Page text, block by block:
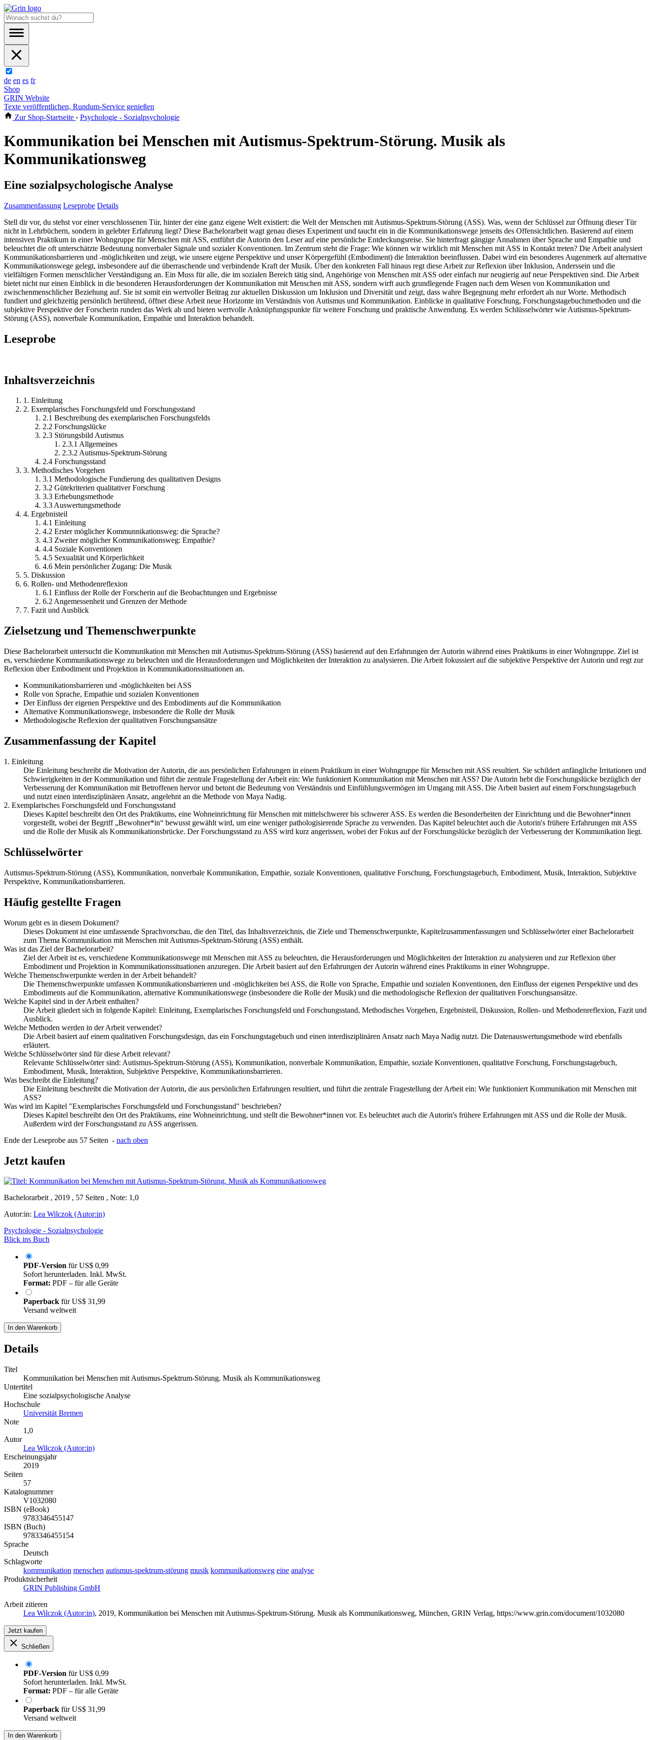
de en es fr
Shop
GRIN Website
Texte veröffentlichen, Rundum-Service genießen
Zur Shop-Startseite › Psychologie - Sozialpsychologie
Kommunikation bei Menschen mit Autismus-Spektrum-Störung. Musik als
Kommunikationsweg
Eine sozialpsychologische Analyse
Zusammenfassung Leseprobe Details
Stell dir vor, du stehst vor einer verschlossenen Tür, hinter der eine ganz eigene Welt existiert: die Welt der Menschen mit Autismus-Spektrum-Störung (ASS). Was, wenn der Schlüssel zur Öffnung dieser Tür
nicht in Lehrbüchern, sondern in gelebter Erfahrung liegt? Diese Bachelorarbeit wagt genau dieses Experiment und taucht ein in die Kommunikationswege jenseits des Offensichtlichen. Basierend auf einem
intensiven Praktikum in einer Wohngruppe für Menschen mit ASS, entführt die Autorin den Leser auf eine persönliche Entdeckungsreise. Sie hinterfragt gängige Annahmen über Sprache und Empathie und
beleuchtet die oft unterschätzte Bedeutung nonverbaler Signale und sozialer Konventionen. Im Zentrum steht die Frage: Wie können wir wirklich mit Menschen mit ASS in Kontakt treten? Die Arbeit analysiert
Kommunikationsbarrieren und -möglichkeiten und zeigt, wie unsere eigene Perspektive und unser Körpergefühl (Embodiment) die Interaktion beeinflussen. Dabei wird ein besonderes Augenmerk auf alternative
Kommunikationswege gelegt, insbesondere auf die überraschende und verbindende Kraft der Musik. Über den konkreten Fall hinaus regt diese Arbeit zur Reflexion über Inklusion, Anderssein und die
vielfältigen Formen menschlicher Verständigung an. Ein Muss für alle, die im sozialen Bereich tätig sind, Angehörige von Menschen mit ASS oder einfach nur neugierig auf neue Perspektiven sind. Die Arbeit
bietet nicht nur einen Einblick in die besonderen Herausforderungen der Kommunikation mit Menschen mit ASS, sondern wirft auch grundlegende Fragen nach dem Wesen von Kommunikation und
zwischenmenschlicher Beziehung auf. Sie ist somit ein wertvoller Beitrag zur aktuellen Diskussion um Inklusion und Diversität und zeigt, dass wahre Begegnung mehr erfordert als nur Worte. Methodisch
fundiert und gleichzeitig persönlich berührend, öffnet diese Arbeit neue Horizonte im Verständnis von Autismus und Kommunikation. Einblicke in qualitative Forschung, Forschungstagebuchmethoden und die
subjektive Perspektive der Forscherin runden das Werk ab und bieten wertvolle Anknüpfungspunkte für weitere Forschung und praktische Anwendung. Es werden Schlüsselwörter wie Autismus-Spektrum-
Störung (ASS), nonverbale Kommunikation, Empathie und Interaktion behandelt.
Leseprobe
Inhaltsverzeichnis
1. Einleitung
2. Exemplarisches Forschungsfeld und Forschungsstand
2.1 Beschreibung des exemplarischen Forschungsfelds
2.2 Forschungslücke
2.3 Störungsbild Autismus
2.3.1 Allgemeines
2.3.2 Autismus-Spektrum-Störung
2.4 Forschungsstand
3. Methodisches Vorgehen
3.1 Methodologische Fundierung des qualitativen Designs
3.2 Gütekriterien qualitativer Forschung
3.3 Erhebungsmethode
3.3 Auswertungsmethode
4. Ergebnisteil
4.1 Einleitung
4.2 Erster möglicher Kommunnikationsweg: die Sprache?
4.3 Zweiter möglicher Kommunikationsweg: Empathie?
4.4 Soziale Konventionen
4.5 Sexualität und Körperlichkeit
4.6 Mein persönlicher Zugang: Die Musik
5. Diskussion
6. Rollen- und Methodenreflexion
6.1 Einfluss der Rolle der Forscherin auf die Beobachtungen und Ergebnisse
6.2 Angemessenheit und Grenzen der Methode
7. Fazit und Ausblick
Zielsetzung und Themenschwerpunkte
Diese Bachelorarbeit untersucht die Kommunikation mit Menschen mit Autismus-Spektrum-Störung (ASS) basierend auf den Erfahrungen der Autorin während eines Praktikums in einer Wohngruppe. Ziel ist
es, verschiedene Kommunikationswege zu beleuchten und die Herausforderungen und Möglichkeiten der Interaktion zu analysieren. Die Arbeit fokussiert auf die subjektive Perspektive der Autorin und regt zur
Reflexion über Embodiment und Projektion in Kommunikationssituationen an.
Kommunikationsbarrieren und -möglichkeiten bei ASS
Rolle von Sprache, Empathie und sozialen Konventionen
Der Einfluss der eigenen Perspektive und des Embodiments auf die Kommunikation
Alternative Kommunikationswege, insbesondere die Rolle der Musik
Methodologische Reflexion der qualitativen Forschungsansätze
Zusammenfassung der Kapitel
1. Einleitung
Die Einleitung beschreibt die Motivation der Autorin, die aus persönlichen Erfahrungen in einem Praktikum in einer Wohngruppe für Menschen mit ASS resultiert. Sie schildert anfängliche Irritationen und
Schwierigkeiten in der Kommunikation und führt die zentrale Fragestellung der Arbeit ein: Wie funktioniert Kommunikation mit Menschen mit ASS? Die Autorin hebt die Forschungslücke bezüglich der
Verbesserung der Kommunikation mit Betroffenen hervor und betont die Bedeutung von Verständnis und Einfühlungsvermögen im Umgang mit ASS. Die Arbeit basiert auf einem Forschungstagebuch
und nutzt einen interdisziplinären Ansatz, angelehnt an die Methode von Maya Nadig.
2. Exemplarisches Forschungsfeld und Forschungsstand
Dieses Kapitel beschreibt den Ort des Praktikums, eine Wohneinrichtung für Menschen mit mittelschwerer bis schwerer ASS. Es werden die Besonderheiten der Einrichtung und die Bewohner*innen
vorgestellt, wobei der Begriff „Bewohner*in“ bewusst gewählt wird, um eine weniger pathologisierende Sprache zu verwenden. Das Kapitel beleuchtet auch die Autorin's frühere Erfahrungen mit ASS
und die Rolle der Musik als Kommunikationsbrücke. Der Forschungsstand zu ASS wird kurz angerissen, wobei der Fokus auf der Forschungslücke bezüglich der Verbesserung der Kommunikation liegt.
Schlüsselwörter
Autismus-Spektrum-Störung (ASS), Kommunikation, nonverbale Kommunikation, Empathie, soziale Konventionen, qualitative Forschung, Forschungstagebuch, Embodiment, Musik, Interaktion, Subjektive
Perspektive, Kommunikationsbarrieren.
Häufig gestellte Fragen
Worum geht es in diesem Dokument?
Dieses Dokument ist eine umfassende Sprachvorschau, die den Titel, das Inhaltsverzeichnis, die Ziele und Themenschwerpunkte, Kapitelzusammenfassungen und Schlüsselwörter einer Bachelorarbeit
zum Thema Kommunikation mit Menschen mit Autismus-Spektrum-Störung (ASS) enthält.
Was ist das Ziel der Bachelorarbeit?
Ziel der Arbeit ist es, verschiedene Kommunikationswege mit Menschen mit ASS zu beleuchten, die Herausforderungen und Möglichkeiten der Interaktion zu analysieren und zur Reflexion über
Embodiment und Projektion in Kommunikationssituationen anzuregen. Die Arbeit basiert auf den Erfahrungen der Autorin während eines Praktikums in einer Wohngruppe.
Welche Themenschwerpunkte werden in der Arbeit behandelt?
Die Themenschwerpunkte umfassen Kommunikationsbarrieren und -möglichkeiten bei ASS, die Rolle von Sprache, Empathie und sozialen Konventionen, den Einfluss der eigenen Perspektive und des
Embodiments auf die Kommunikation, alternative Kommunikationswege (insbesondere die Rolle der Musik) und die methodologische Reflexion der qualitativen Forschungsansätze.
Welche Kapitel sind in der Arbeit enthalten?
Die Arbeit gliedert sich in folgende Kapitel: Einleitung, Exemplarisches Forschungsfeld und Forschungsstand, Methodisches Vorgehen, Ergebnisteil, Diskussion, Rollen- und Methodenreflexion, Fazit und
Ausblick.
Welche Methoden werden in der Arbeit verwendet?
Die Arbeit basiert auf einem qualitativen Forschungsdesign, das ein Forschungstagebuch und einen interdisziplinären Ansatz nach Maya Nadig nutzt. Die Datenauswertungsmethode wird ebenfalls
erläutert.
Welche Schlüsselwörter sind für diese Arbeit relevant?
Relevante Schlüsselwörter sind: Autismus-Spektrum-Störung (ASS), Kommunikation, nonverbale Kommunikation, Empathie, soziale Konventionen, qualitative Forschung, Forschungstagebuch,
Embodiment, Musik, Interaktion, Subjektive Perspektive, Kommunikationsbarrieren.
Was beschreibt die Einleitung?
Die Einleitung beschreibt die Motivation der Autorin, die aus persönlichen Erfahrungen resultiert, und führt die zentrale Fragestellung der Arbeit ein: Wie funktioniert Kommunikation mit Menschen mit
ASS?
Was wird im Kapitel "Exemplarisches Forschungsfeld und Forschungsstand" beschrieben?
Dieses Kapitel beschreibt den Ort des Praktikums, eine Wohneinrichtung, und stellt die Bewohner*innen vor. Es beleuchtet auch die Autorin's frühere Erfahrungen mit ASS und die Rolle der Musik.
Außerdem wird der Forschungsstand zu ASS angerissen.
Ende der Leseprobe aus 57 Seiten - nach oben
Jetzt kaufen
Bachelorarbeit , 2019 , 57 Seiten , Note: 1,0
Autor:in: Lea Wilczok (Autor:in)
Psychologie - Sozialpsychologie
Blick ins Buch
PDF-Version fürUS$ 0,99
Sofort herunterladen. Inkl. MwSt.
Format: PDF – für alle Geräte
Paperback fürUS$ 31,99
Versand weltweit
In den Warenkorb
Details
Titel
Kommunikation bei Menschen mit Autismus-Spektrum-Störung. Musik als Kommunikationsweg
Untertitel
Eine sozialpsychologische Analyse
Hochschule
Universität Bremen
Note
1,0
Autor
Lea Wilczok (Autor:in)
Erscheinungsjahr
2019
Seiten
57
Katalognummer
V1032080
ISBN (eBook)
9783346455147
ISBN (Buch)
9783346455154
Sprache
Deutsch
Schlagworte
kommunikation menschen autismus-spektrum-störung musik kommunikationsweg eine analyse
Produktsicherheit
GRIN Publishing GmbH
Arbeit zitieren
Lea Wilczok (Autor:in), 2019, Kommunikation bei Menschen mit Autismus-Spektrum-Störung. Musik als Kommunikationsweg, München, GRIN Verlag, https://www.grin.com/document/1032080
Jetzt kaufen
Schließen
PDF-Version fürUS$ 0,99
Sofort herunterladen. Inkl. MwSt.
Format: PDF – für alle Geräte
Paperback fürUS$ 31,99
Versand weltweit
In den Warenkorb